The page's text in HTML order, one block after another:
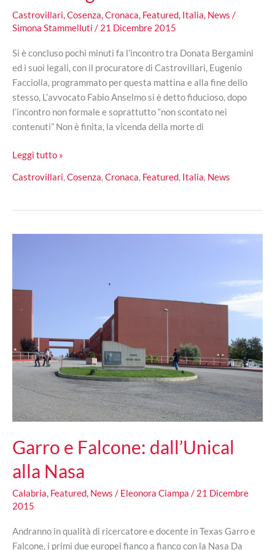
Castrovillari,Cosenza,Cronaca, Featured, Italia, News /
Simona Stammelluti / 21 Dicembre 2015
Si è concluso pochi minuti fa l’incontro tra Donata Bergamini
ed i suoi legali, con il procuratore di Castrovillari, Eugenio
Facciolla, programmato per questa mattina e alla fine dello
stesso, L’avvocato Fabio Anselmo si è detto fiducioso, dopo
l’incontro non formale e soprattutto “non scontato nei
contenuti” Non è finita, la vicenda della morte di
Caso
…
è
Leggi tutto »
Castrovillari,Cosenza,Cronaca, Featured, Italia, News
Garro e Falcone: dall’Unical
alla Nasa
Calabria, Featured, News / Eleonora Ciampa / 21 Dicembre
2015
Andranno in qualità di ricercatore e docente in Texas Garro e
Falcone, i primi due europei fianco a fianco con la Nasa Da